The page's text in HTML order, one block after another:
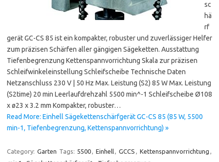
sc
hä
rf
gerät GC-CS 85 ist ein kompakter, robuster und zuverlässiger Helfer
zum präzisen Schärfen aller gängigen Sägeketten. Ausstattung
Tiefenbegrenzung Kettenspannvorrichtung Skala zur präzisen
Schleifwinkeleinstellung Schleifscheibe Technische Daten
Netzanschluss 230 V | 50 Hz Max. Leistung (S2) 85 W Max. Leistung
(S2time) 20 min Leerlaufdrehzahl 5500 min^-1 Schleifscheibe Ø108
x ø23 x 3.2 mm Kompakter, robuster…
Read More: Einhell Sägekettenschärfgerät GC-CS 85 (85 W, 5500
min-1, Tiefenbegrenzung, Kettenspannvorrichtung) »
Category: Garten Tags: 5500, Einhell, GCCS , Kettenspannvorrichtung ,